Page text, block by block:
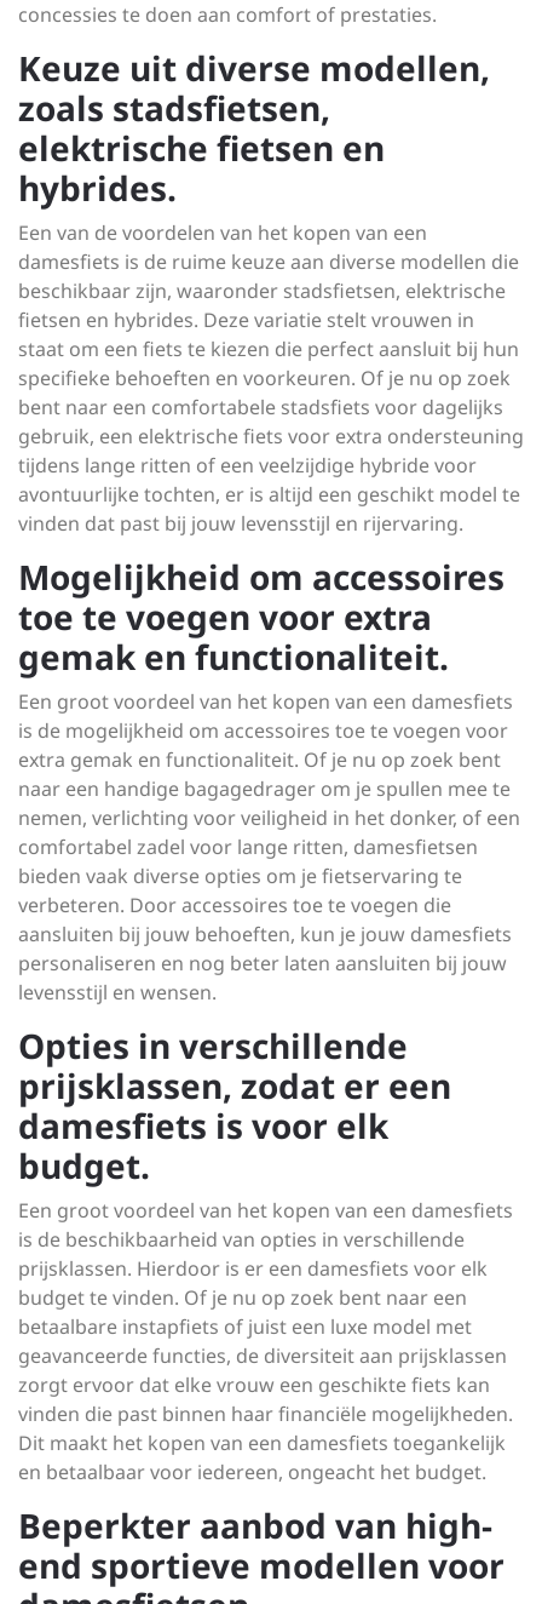
concessies te doen aan comfort of prestaties.
Keuze uit diverse modellen,
zoals stadsfietsen,
elektrische fietsen en
hybrides.
Een van de voordelen van het kopen van een
damesfiets is de ruime keuze aan diverse modellen die
beschikbaar zijn, waaronder stadsfietsen, elektrische
fietsen en hybrides. Deze variatie stelt vrouwen in
staat om een fiets te kiezen die perfect aansluit bij hun
specifieke behoeften en voorkeuren. Of je nu op zoek
bent naar een comfortabele stadsfiets voor dagelijks
gebruik, een elektrische fiets voor extra ondersteuning
tijdens lange ritten of een veelzijdige hybride voor
avontuurlijke tochten, er is altijd een geschikt model te
vinden dat past bij jouw levensstijl en rijervaring.
Mogelijkheid om accessoires
toe te voegen voor extra
gemak en functionaliteit.
Een groot voordeel van het kopen van een damesfiets
is de mogelijkheid om accessoires toe te voegen voor
extra gemak en functionaliteit. Of je nu op zoek bent
naar een handige bagagedrager om je spullen mee te
nemen, verlichting voor veiligheid in het donker, of een
comfortabel zadel voor lange ritten, damesfietsen
bieden vaak diverse opties om je fietservaring te
verbeteren. Door accessoires toe te voegen die
aansluiten bij jouw behoeften, kun je jouw damesfiets
personaliseren en nog beter laten aansluiten bij jouw
levensstijl en wensen.
Opties in verschillende
prijsklassen, zodat er een
damesfiets is voor elk
budget.
Een groot voordeel van het kopen van een damesfiets
is de beschikbaarheid van opties in verschillende
prijsklassen. Hierdoor is er een damesfiets voor elk
budget te vinden. Of je nu op zoek bent naar een
betaalbare instapfiets of juist een luxe model met
geavanceerde functies, de diversiteit aan prijsklassen
zorgt ervoor dat elke vrouw een geschikte fiets kan
vinden die past binnen haar financiële mogelijkheden.
Dit maakt het kopen van een damesfiets toegankelijk
en betaalbaar voor iedereen, ongeacht het budget.
Beperkter aanbod van high-
end sportieve modellen voor